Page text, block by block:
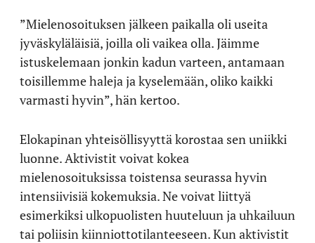
”Mielenosoituksen jälkeen paikalla oli useita
jyväskyläläisiä, joilla oli vaikea olla. Jäimme
istuskelemaan jonkin kadun varteen, antamaan
toisillemme haleja ja kyselemään, oliko kaikki
varmasti hyvin”, hän kertoo.
Elokapinan yhteisöllisyyttä korostaa sen uniikki
luonne. Aktivistit voivat kokea
mielenosoituksissa toistensa seurassa hyvin
intensiivisiä kokemuksia. Ne voivat liittyä
esimerkiksi ulkopuolisten huuteluun ja uhkailuun
tai poliisin kiinniottotilanteeseen. Kun aktivistit